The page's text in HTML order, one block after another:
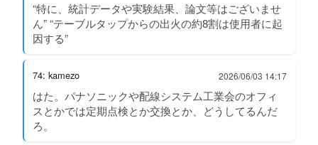
“特に、統計データや実験結果、論文等はございませ
ん” “テーブルタップからの出火の約8割は使用者に起
因する”
74: kamezo 2026/06/03 14:17
はた。パナソニックや配線システム工業会のオフィ
スとかでは定期点検とか交換とか、どうしてるんだ
ろ。